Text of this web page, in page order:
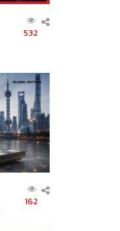
532
162